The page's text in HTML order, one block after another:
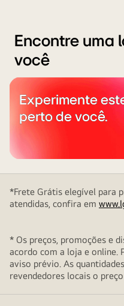
Encontre uma
você
Experimente
perto de você.
*Frete Grátis elegível para
atendidas, confira em
* Os preços, promoções e
acordo com a loja e online.
aviso prévio. As
revendedores locais o